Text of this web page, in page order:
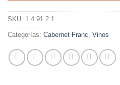
SKU: 1.4.91.2.1
Categorías: Cabernet Franc Vinos